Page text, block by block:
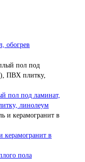
обогрев
пол под ламинат,
линолеум
керамогранит в
пола